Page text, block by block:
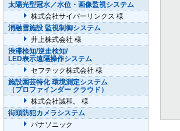
太陽光型冠水／水位・画像監視システム
株式会社サイバーリンクス 様
消融雪施設 監視制御システム
井上株式会社 様
渋滞検知/逆走検知/
LED表示遠隔操作システム
セフテック株式会社 様
施設園芸特化 環境測定システム
（プロファインダー クラウド）
株式会社誠和。 様
街頭防犯カメラシステム
パナソニック